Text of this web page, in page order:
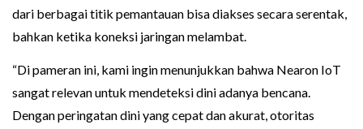
dari berbagai titik pemantauan bisa diakses secara serentak,
bahkan ketika koneksi jaringan melambat.
“Di pameran ini, kami ingin menunjukkan bahwa Nearon IoT
sangat relevan untuk mendeteksi dini adanya bencana.
Dengan peringatan dini yang cepat dan akurat, otoritas